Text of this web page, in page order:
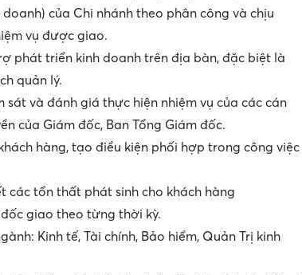
của Chi nhánh theo phân công và chịu
vụ được giao.
phát triển kinh doanh trên địa bàn, đặc biệt là
quản lý.
và đánh giá thực hiện nhiệm vụ của các cán
của Giám đốc, Ban Tổng Giám đốc.
hàng, tạo điều kiện phối hợp trong công việc
các tổn thất phát sinh cho khách hàng
giao theo từng thời kỳ.
Kinh tế, Tài chính, Bảo hiểm, Quản Trị kinh